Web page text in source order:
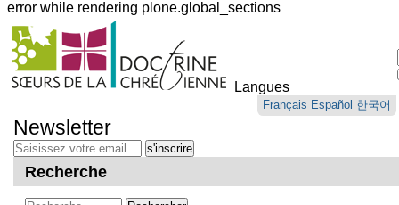
error while rendering plone.global_sections
Outils
personnels
Langues
Français Español 한국어
au
contenu.
Aller
Newsletter
Recherche